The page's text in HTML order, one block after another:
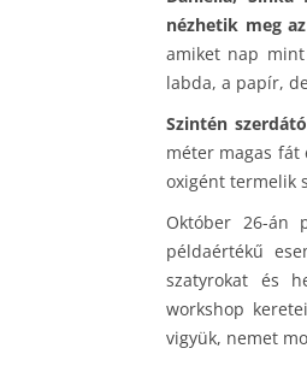
nézhetik meg
amiket nap
labda, a papír,
Szintén
méter magas fát
oxigént termelik
Október 26-án
példaértékű
szatyrokat és
workshop
vigyük, nemet